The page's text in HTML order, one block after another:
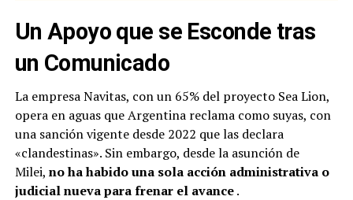
Un Apoyo que se Esconde tras
un Comunicado
La empresa Navitas, con un 65% del proyecto Sea Lion,
opera en aguas que Argentina reclama como suyas, con
una sanción vigente desde 2022 que las declara
«clandestinas». Sin embargo, desde la asunción de
Milei, no ha habido una sola acción administrativa o
judicial nueva para frenar el avance.